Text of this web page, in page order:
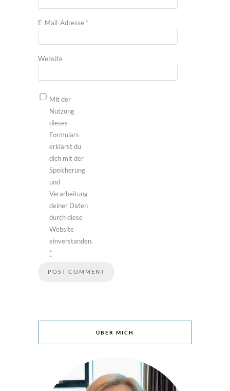
E-Mail-Adresse *
Website
Mit der
Nutzung
dieses
Formulars
erklärst du
dich mit der
Speicherung
und
Verarbeitung
deiner Daten
durch diese
Website
einverstanden.
*
ÜBER MICH